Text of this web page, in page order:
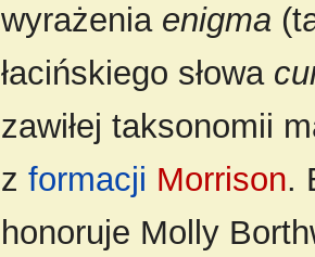
wyrażenia enigma
łacińskiego słowa
zawiłej taksonomii
zformacji Morrison.
honoruje Molly